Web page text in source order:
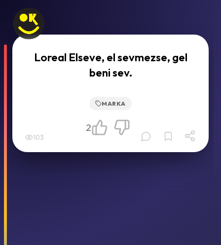
Loreal Elseve, el sevmezse, gel
beni sev.
MARKA
103
2